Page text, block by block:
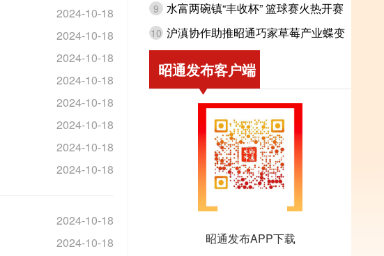
2024-10-18
2024-10-18
2024-10-18
2024-10-18
2024-10-18
2024-10-18
2024-10-18
2024-10-18
2024-10-18
2024-10-18
9 水富两碗镇“丰收杯” 篮球赛火热开赛
10 沪滇协作助推昭通巧家草莓产业蝶变
昭通发布客户端
昭通发布APP下载